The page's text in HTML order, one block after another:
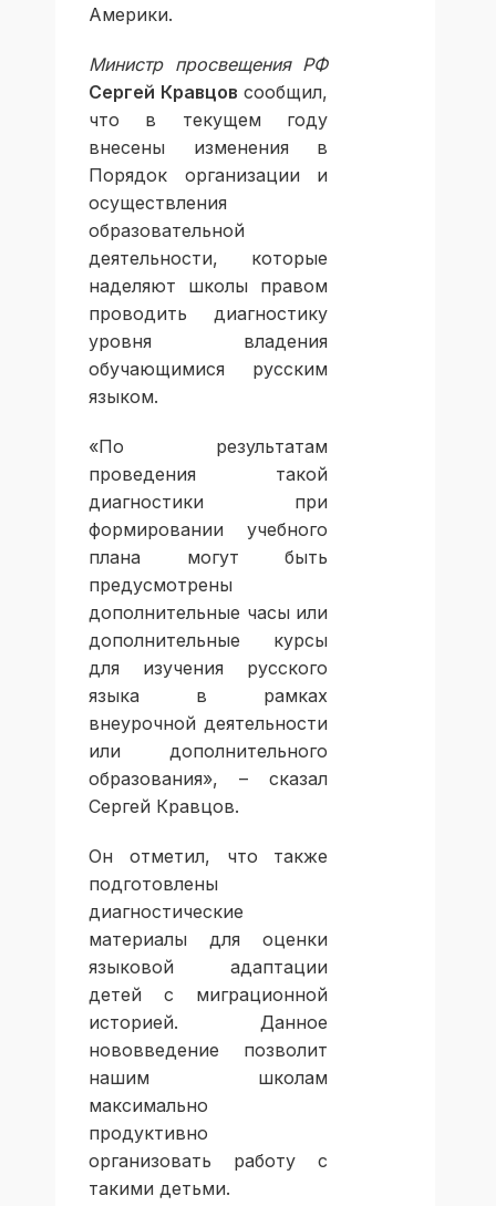
Америки.
Министр просвещения РФ
Сергей Кравцов сообщил,
что в текущем году
внесены изменения в
Порядок организации и
осуществления
образовательной
деятельности, которые
наделяют школы правом
проводить диагностику
уровня владения
обучающимися русским
языком.
«По результатам
проведения такой
диагностики при
формировании учебного
плана могут быть
предусмотрены
дополнительные часы или
дополнительные курсы
для изучения русского
языка в рамках
внеурочной деятельности
или дополнительного
образования», – сказал
Сергей Кравцов.
Он отметил, что также
подготовлены
диагностические
материалы для оценки
языковой адаптации
детей с миграционной
историей. Данное
нововведение позволит
нашим школам
максимально
продуктивно
организовать работу с
такими детьми.